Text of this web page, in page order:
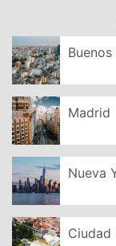
Madrid
Nueva
Ciudad